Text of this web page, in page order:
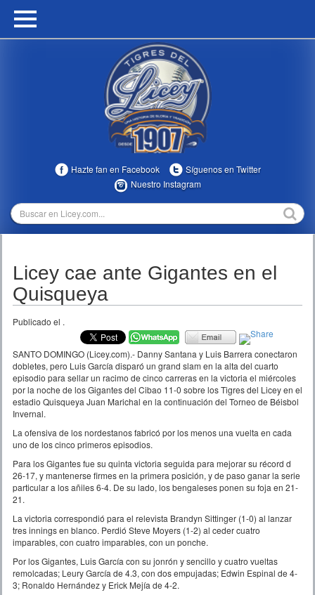
HOME
MULTIMEDIA
TEMPORADAS
Hazte fan en Facebook
Síguenos en Twitter
Nuestro Instagram
Licey cae ante Gigantes en el
Quisqueya
Publicado el .
SANTO DOMINGO (Licey.com).- Danny Santana y Luis Barrera conectaron
dobletes, pero Luis García disparó un grand slam en la alta del cuarto
episodio para sellar un racimo de cinco carreras en la victoria el miércoles
por la noche de los Gigantes del Cibao 11-0 sobre los Tigres del Licey en el
estadio Quisqueya Juan Marichal en la continuación del Torneo de Béisbol
Invernal.
La ofensiva de los nordestanos fabricó por los menos una vuelta en cada
uno de los cinco primeros episodios.
Para los Gigantes fue su quinta victoria seguida para mejorar su récord d
26-17, y mantenerse firmes en la primera posición, y de paso ganar la serie
particular a los añiles 6-4. De su lado, los bengaleses ponen su foja en 21-
21.
La victoria correspondió para el relevista Brandyn Sittinger (1-0) al lanzar
tres innings en blanco. Perdió Steve Moyers (1-2) al ceder cuatro
imparables, con cuatro imparables, con un ponche.
Por los Gigantes, Luis García con su jonrón y sencillo y cuatro vueltas
remolcadas; Leury García de 4.3, con dos empujadas; Edwin Espinal de 4-
3; Ronaldo Hernández y Erick Mejía de 4-2.